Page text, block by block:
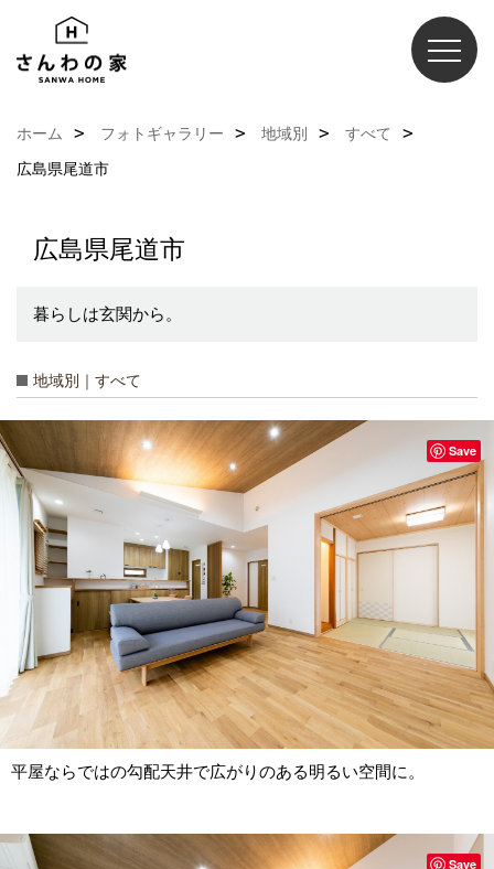
ホーム フォトギャラリー 地域別
すべて
広島県尾道市
広島県尾道市
暮らしは玄関から。
地域別｜すべて
平屋ならではの勾配天井で広がりのある明るい空間に。
Save
Save